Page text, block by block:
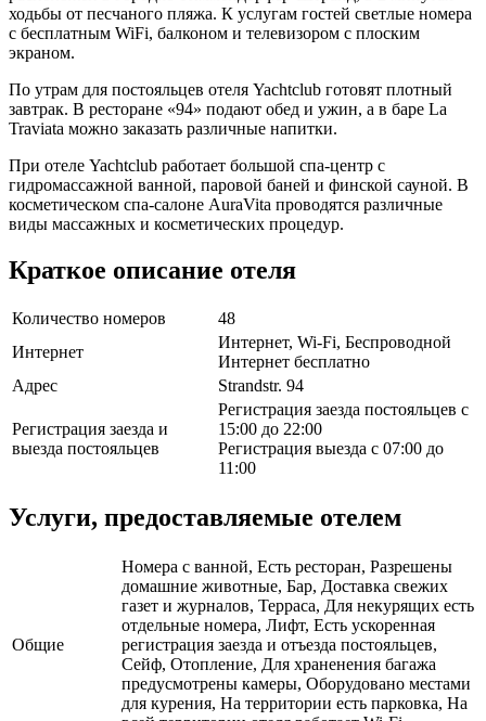
ходьбы от песчаного пляжа. К услугам гостей светлые номера
с бесплатным WiFi, балконом и телевизором с плоским
экраном.
По утрам для постояльцев отеля Yachtclub готовят плотный
завтрак. В ресторане «94» подают обед и ужин, а в баре La
Traviata можно заказать различные напитки.
При отеле Yachtclub работает большой спа-центр с
гидромассажной ванной, паровой баней и финской сауной. В
косметическом спа-салоне AuraVita проводятся различные
виды массажных и косметических процедур.
Краткое описание отеля
Количество номеров
48
Интернет
Интернет, Wi-Fi, Беспроводной
Интернет бесплатно
Адрес
Strandstr. 94
Регистрация заезда и
выезда постояльцев
Регистрация заезда постояльцев с
15:00 до 22:00
Регистрация выезда с 07:00 до
11:00
Услуги, предоставляемые отелем
Общие
Номера с ванной, Есть ресторан, Разрешены
домашние животные, Бар, Доставка свежих
газет и журналов, Терраса, Для некурящих есть
отдельные номера, Лифт, Есть ускоренная
регистрация заезда и отъезда постояльцев,
Сейф, Отопление, Для храненения багажа
предусмотрены камеры, Оборудовано местами
для курения, На территории есть парковка, На